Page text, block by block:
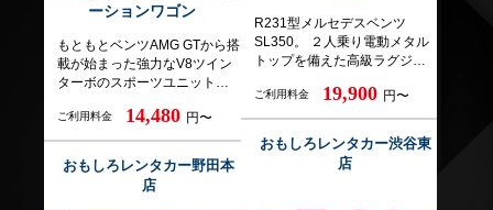
ーションワゴン
もともとベンツAMG GTから搭
載が始まった強力なV8ツイン
ターボのスポーツユニットを
なエンジンを重心の低い位置
で搭載し、高レスポンスで強
力な馬力をたたき出す。 最高
出力510ps/5500-6250rpm、最
大トルク700Nm/2000-
ご利用料金 14,480 円〜
おもしろレンタカー野田本
店
R231型メルセデスベンツ
SL350。 ２人乗り電動メタル
トップを備えた高級ラグジュ
ー。 フルアルミ製のボディシ
ェルが採用されたことでホワ
イトボディでざっと30％の軽
量化が図られて、走りや燃費
に貢献するとともに、ねじり
ご利用料金 19,900 円〜
おもしろレンタカー渋谷東
店